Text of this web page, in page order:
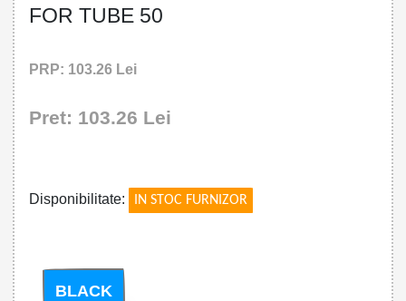
FOR TUBE 50
PRP: 103.26 Lei
Pret: 103.26 Lei
Disponibilitate: IN STOC FURNIZOR
BLACK